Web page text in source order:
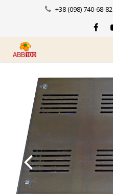
+38 (098) 740-68-82
Про нас
Каталог
Доставка і оплата
Новини
Контакти